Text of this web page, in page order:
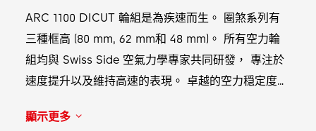
ARC 1100 DICUT 輪組是為疾速而生。 圈煞系列有
三種框高 (80 mm, 62 mm和 48 mm)。 所有空力輪
組均與 Swiss Side 空氣力學專家共同研發， 專注於
速度提升以及維持高速的表現。 卓越的空力穏定度和
ARC 1100 DICUT 結合了 DT Swiss 最新零件： 輪組
顯示更多